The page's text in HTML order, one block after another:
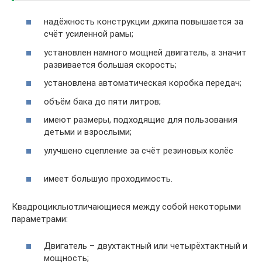
надёжность конструкции джипа повышается за
счёт усиленной рамы;
установлен намного мощней двигатель, а значит
развивается большая скорость;
установлена автоматическая коробка передач;
объём бака до пяти литров;
имеют размеры, подходящие для пользования
детьми и взрослыми;
улучшено сцепление за счёт резиновых колёс
имеет большую проходимость.
Квадроциклыотличающиеся между собой некоторыми
параметрами:
Двигатель – двухтактный или четырёхтактный и
мощность;